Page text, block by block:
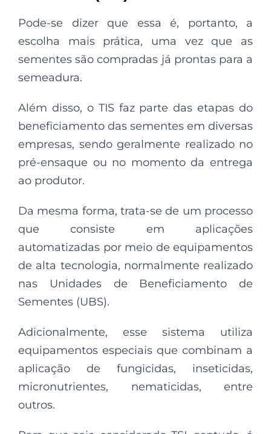
Pode-se dizer que essa é, portanto, a
escolha mais prática, uma vez que as
sementes são compradas já prontas para a
semeadura.
Além disso, o TIS faz parte das etapas do
beneficiamento das sementes em diversas
empresas, sendo geralmente realizado no
pré-ensaque ou no momento da entrega
ao produtor.
Da mesma forma, trata-se de um processo
que consiste em aplicações
automatizadas por meio de equipamentos
de alta tecnologia, normalmente realizado
nas Unidades de Beneficiamento de
Sementes (UBS).
Adicionalmente, esse sistema utiliza
equipamentos especiais que combinam a
aplicação de fungicidas, inseticidas,
micronutrientes, nematicidas, entre
outros.